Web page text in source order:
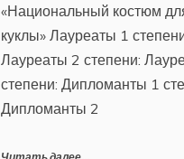
«Национальный костюм
куклы» Лауреаты 1
Лауреаты 2 степени:
степени: Дипломанты 1
Дипломанты 2